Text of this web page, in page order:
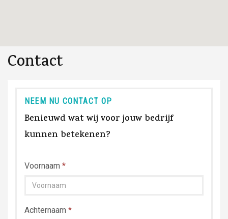
Contact
NEEM NU CONTACT OP
Benieuwd wat wij voor jouw bedrijf
kunnen betekenen?
Voornaam *
Achternaam *